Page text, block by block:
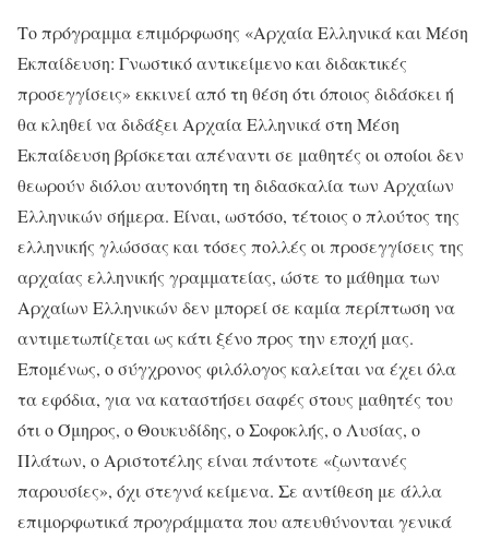
Το πρόγραμμα επιμόρφωσης «Αρχαία Ελληνικά και Μέση
Εκπαίδευση: Γνωστικό αντικείμενο και διδακτικές
προσεγγίσεις» εκκινεί από τη θέση ότι όποιος διδάσκει ή
θα κληθεί να διδάξει Αρχαία Ελληνικά στη Μέση
Εκπαίδευση βρίσκεται απέναντι σε μαθητές οι οποίοι δεν
θεωρούν διόλου αυτονόητη τη διδασκαλία των Αρχαίων
Ελληνικών σήμερα. Είναι, ωστόσο, τέτοιος ο πλούτος της
ελληνικής γλώσσας και τόσες πολλές οι προσεγγίσεις της
αρχαίας ελληνικής γραμματείας, ώστε το μάθημα των
Αρχαίων Ελληνικών δεν μπορεί σε καμία περίπτωση να
αντιμετωπίζεται ως κάτι ξένο προς την εποχή μας.
Επομένως, ο σύγχρονος φιλόλογος καλείται να έχει όλα
τα εφόδια, για να καταστήσει σαφές στους μαθητές του
ότι ο Όμηρος, ο Θουκυδίδης, ο Σοφοκλής, ο Λυσίας, ο
Πλάτων, ο Αριστοτέλης είναι πάντοτε «ζωντανές
παρουσίες», όχι στεγνά κείμενα. Σε αντίθεση με άλλα
επιμορφωτικά προγράμματα που απευθύνονται γενικά